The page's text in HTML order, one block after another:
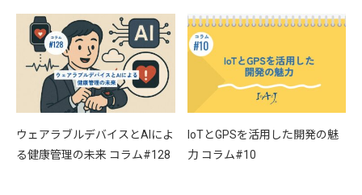
ウェアラブルデバイスとAIによ
る健康管理の未来 コラム#128
IoTとGPSを活用した開発の魅
力 コラム#10